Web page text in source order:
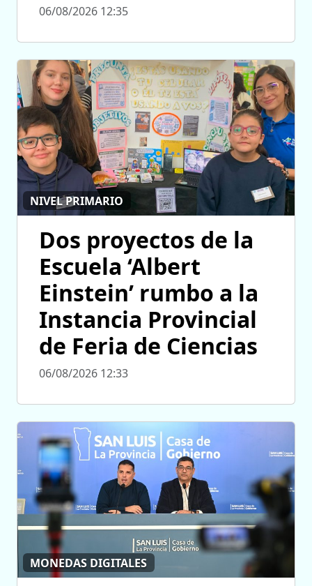
06/08/2026 12:35
NIVEL PRIMARIO
Dos proyectos de la
Escuela ‘Albert
Einstein’ rumbo a la
Instancia Provincial
de Feria de Ciencias
06/08/2026 12:33
MONEDAS DIGITALES